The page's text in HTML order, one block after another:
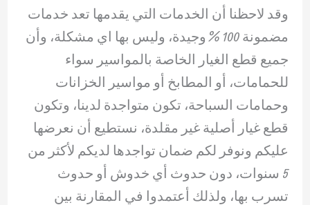
وقد لاحظنا أن الخدمات التي يقدمها تعد خدمات
مضمونة 100 % وجيدة، وليس بها اي مشكلة، وأن
جميع قطع الغيار الخاصة بالمواسير سواء
للحمامات، أو المطابخ أو مواسير الخزانات
وحمامات السباحة، تكون متواجدة لدينا، وتكون
قطع غيار أصلية غير مقلدة، نستطيع أن نعرضها
عليكم ونوفر لكم ضمان تواجدها لديكم لأكثر من
5 سنوات، دون حدوث أي خدوش أو حدوث
تسرب بها، ولذلك أعتمدوا في المقارنة بين